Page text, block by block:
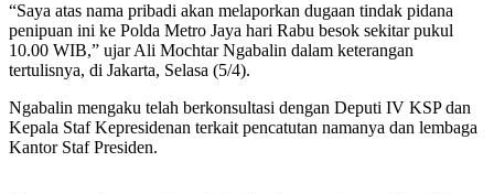
“Saya atas nama pribadi akan melaporkan dugaan tindak pidana
penipuan ini ke Polda Metro Jaya hari Rabu besok sekitar pukul
10.00 WIB,” ujar Ali Mochtar Ngabalin dalam keterangan
tertulisnya, di Jakarta, Selasa (5/4).
Ngabalin mengaku telah berkonsultasi dengan Deputi IV KSP dan
Kepala Staf Kepresidenan terkait pencatutan namanya dan lembaga
Kantor Staf Presiden.